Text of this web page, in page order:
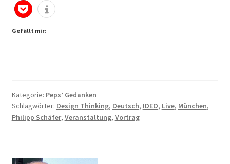
Gefällt mir:
Kategorie: Peps’ Gedanken
Schlagwörter: Design Thinking, Deutsch, IDEO, Live, München,
Philipp Schäfer, Veranstaltung, Vortrag